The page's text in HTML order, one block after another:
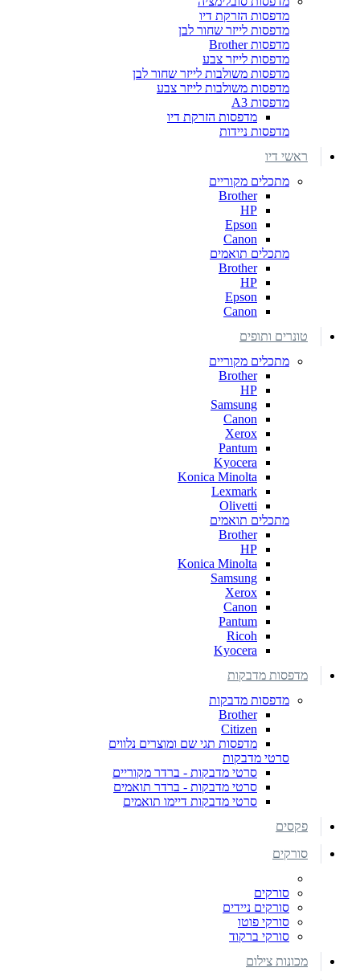
מדפסות הזרקת דיו
מדפסות לייזר שחור לבן
מדפסות Brother
מדפסות לייזר צבע
מדפסות משולבות לייזר שחור לבן
מדפסות משולבות לייזר צבע
מדפסות A3
מדפסות הזרקת דיו
מדפסות ניידות
ראשי דיו
מתכלים מקוריים
Brother
HP
Epson
Canon
מתכלים תואמים
Brother
HP
Epson
Canon
טונרים ותופים
מתכלים מקוריים
Brother
HP
Samsung
Canon
Xerox
Pantum
Kyocera
Konica Minolta
Lexmark
Olivetti
מתכלים תואמים
Brother
HP
Konica Minolta
Samsung
Xerox
Canon
Pantum
Ricoh
Kyocera
מדפסות מדבקות
מדפסות מדבקות
Brother
Citizen
מדפסות תגי שם ומוצרים נלווים
סרטי מדבקות
סרטי מדבקות - ברדר מקוריים
סרטי מדבקות - ברדר תואמים
סרטי מדבקות דיימו תואמים
פקסים
סורקים
סורקים
סורקים ניידים
סורקי פוטו
סורקי ברקוד
מכונות צילום